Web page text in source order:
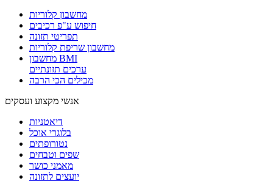
מחשבון קלוריות
חיפוש ע"פ רכיבים
תפריטי תזונה
מחשבון שריפת קלוריות
מחשבון BMI
ערכים תזונתיים
מכילים הכי הרבה
אנשי מקצוע ועסקים
דיאטניות
בלוגרי אוכל
נטורופתים
שפים וטבחים
מאמני כושר
יועצים לתזונה